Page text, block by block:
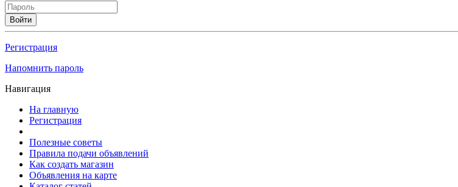
Войти
Регистрация
Напомнить пароль
Навигация
На главную
Регистрация
Полезные советы
Правила подачи объявлений
Как создать магазин
Объявления на карте